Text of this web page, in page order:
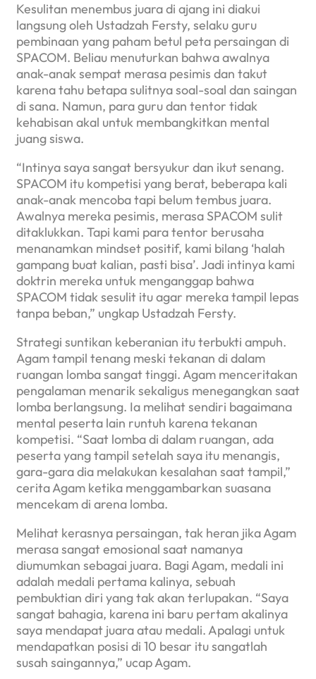
Kesulitan menembus juara di ajang ini diakui
langsung oleh Ustadzah Fersty, selaku guru
pembinaan yang paham betul peta persaingan di
SPACOM. Beliau menuturkan bahwa awalnya
anak-anak sempat merasa pesimis dan takut
karena tahu betapa sulitnya soal-soal dan saingan
di sana. Namun, para guru dan tentor tidak
kehabisan akal untuk membangkitkan mental
juang siswa.
“Intinya saya sangat bersyukur dan ikut senang.
SPACOM itu kompetisi yang berat, beberapa kali
anak-anak mencoba tapi belum tembus juara.
Awalnya mereka pesimis, merasa SPACOM sulit
ditaklukkan. Tapi kami para tentor berusaha
menanamkan mindset positif, kami bilang ‘halah
gampang buat kalian, pasti bisa’. Jadi intinya kami
doktrin mereka untuk menganggap bahwa
SPACOM tidak sesulit itu agar mereka tampil lepas
tanpa beban,” ungkap Ustadzah Fersty.
Strategi suntikan keberanian itu terbukti ampuh.
Agam tampil tenang meski tekanan di dalam
ruangan lomba sangat tinggi. Agam menceritakan
pengalaman menarik sekaligus menegangkan saat
lomba berlangsung. Ia melihat sendiri bagaimana
mental peserta lain runtuh karena tekanan
kompetisi. “Saat lomba di dalam ruangan, ada
peserta yang tampil setelah saya itu menangis,
gara-gara dia melakukan kesalahan saat tampil,”
cerita Agam ketika menggambarkan suasana
mencekam di arena lomba.
Melihat kerasnya persaingan, tak heran jika Agam
merasa sangat emosional saat namanya
diumumkan sebagai juara. Bagi Agam, medali ini
adalah medali pertama kalinya, sebuah
pembuktian diri yang tak akan terlupakan. “Saya
sangat bahagia, karena ini baru pertam akalinya
saya mendapat juara atau medali. Apalagi untuk
mendapatkan posisi di 10 besar itu sangatlah
susah saingannya,” ucap Agam.